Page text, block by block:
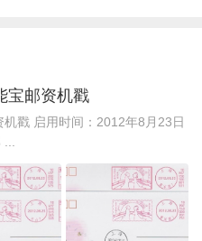
宝邮资机戳
戳 启用时间：2012年8月23日